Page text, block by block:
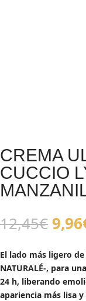
CREMA
CUCCIO
12,45€El
era:
9,96
El lado más ligero
NATURALÉ-, para
24 h, liberando
apariencia más lisa